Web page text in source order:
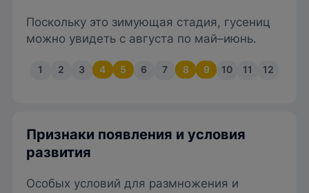
Поскольку это зимующая стадия, гусениц
можно увидеть с августа по май–июнь.
1 2 3 4 5 6 7 8 9 10 11 12
Признаки появления и условия
развития
Особых условий для размножения и